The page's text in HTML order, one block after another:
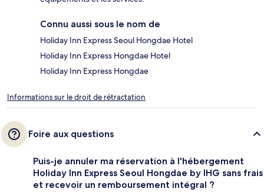
Connu aussi sous le nom de
Holiday Inn Express Seoul Hongdae Hotel
Holiday Inn Express Hongdae Hotel
Holiday Inn Express Hongdae
Informations sur le droit de rétractation
Foire aux questions
Puis-je annuler ma réservation à l'hébergement
Holiday Inn Express Seoul Hongdae by IHG sans frais
et recevoir un remboursement intégral ?